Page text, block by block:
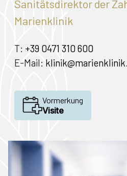
Sanitätsdirektor der
Marienklinik
T: +39 0471 310 600
E-Mail:
Vormerkung
Visite